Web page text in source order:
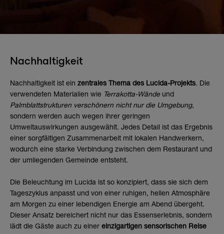
Nachhaltigkeit
Nachhaltigkeit ist ein zentrales Thema des Lucida-Projekts. Die
verwendeten Materialien wie Terrakotta-Wände und
Palmblattstrukturen verschönern nicht nur die Umgebung,
sondern werden auch wegen ihrer geringen
Umweltauswirkungen ausgewählt. Jedes Detail ist das Ergebnis
einer sorgfältigen Zusammenarbeit mit lokalen Handwerkern,
wodurch eine starke Verbindung zwischen dem Restaurant und
der umliegenden Gemeinde entsteht.
Die Beleuchtung im Lucida ist so konzipiert, dass sie sich dem
Tageszyklus anpasst und von einer ruhigen, hellen Atmosphäre
am Morgen zu einer lebendigen Energie am Abend übergeht.
Dieser Ansatz bereichert nicht nur das Essenserlebnis, sondern
lädt die Gäste auch zu einer einzigartigen sensorischen Reise